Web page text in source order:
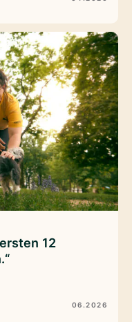
12
06.2026